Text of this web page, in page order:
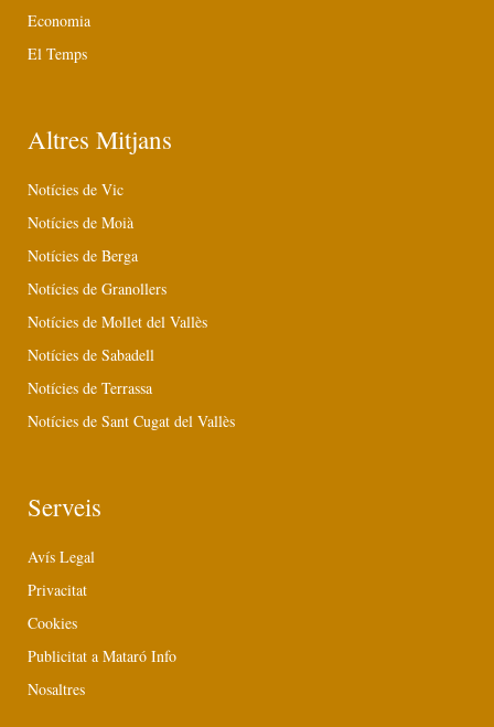
Economia
El Temps
Altres Mitjans
Notícies de Vic
Notícies de Moià
Notícies de Berga
Notícies de Granollers
Notícies de Mollet del Vallès
Notícies de Sabadell
Notícies de Terrassa
Notícies de Sant Cugat del Vallès
Serveis
Avís Legal
Privacitat
Cookies
Publicitat a Mataró Info
Nosaltres